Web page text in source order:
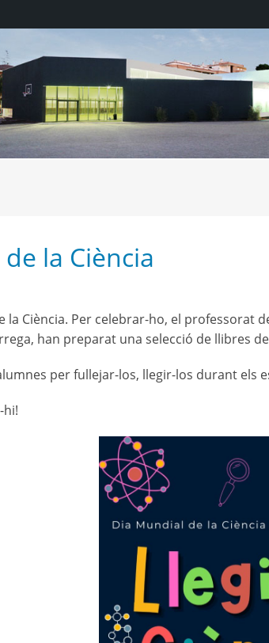
la Ciència
la Ciència. Per celebrar-ho, el professorat
han preparat una selecció de llibres
per fullejar-los, llegir-los durant els
hi!